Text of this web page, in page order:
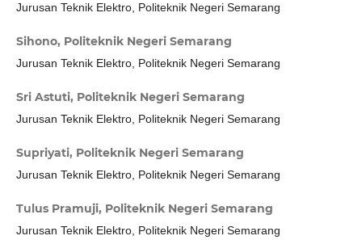
Jurusan Teknik Elektro, Politeknik Negeri Semarang
Sihono, Politeknik Negeri Semarang
Jurusan Teknik Elektro, Politeknik Negeri Semarang
Sri Astuti, Politeknik Negeri Semarang
Jurusan Teknik Elektro, Politeknik Negeri Semarang
Supriyati, Politeknik Negeri Semarang
Jurusan Teknik Elektro, Politeknik Negeri Semarang
Tulus Pramuji, Politeknik Negeri Semarang
Jurusan Teknik Elektro, Politeknik Negeri Semarang